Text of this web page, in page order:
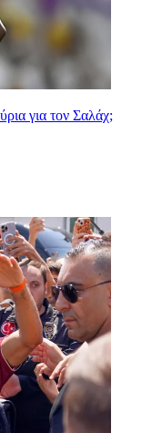
για τον Σαλάχ;